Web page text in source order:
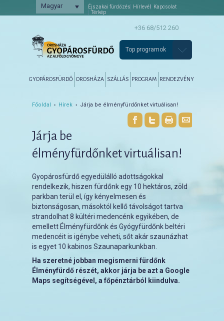
Magyar Éjszakai fürdőzés Hírlevél
Kapcsolat
Térkép
+36 68/512 260
Top programok
Tovább az elsődleges tartalomra
Tovább a másodlagos tartalomra
GYOPÁROSFÜRDŐ OROSHÁZA SZÁLLÁS PROGRAM RENDEZVÉNY
Főoldal › Hírek › Járja be élményfürdőnket virtuálisan!
Járja be
élményfürdőnket virtuálisan!
Gyopárosfürdő egyedülálló adottságokkal
rendelkezik, hiszen fürdőnk egy 10 hektáros, zöld
parkban terül el, így kényelmesen és
biztonságosan, másoktól kellő távolságot tartva
strandolhat 8 kültéri medencénk egyikében, de
emellett Élményfürdőnk és Gyógyfürdőnk beltéri
medencéit is igénybe veheti, sőt akár szaunázhat
is egyet 10 kabinos Szaunaparkunkban.
Ha szeretné jobban megismerni fürdőnk
Élményfürdő részét, akkor járja be azt a Google
Maps segítségével, a főpénztárból kiindulva.